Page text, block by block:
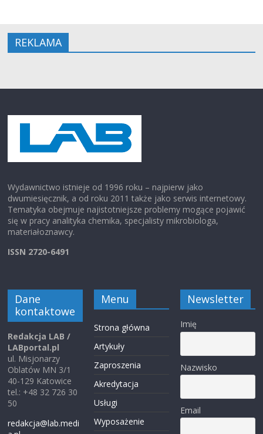
REKLAMA
Wydawnictwo istnieje od 1996 roku – najpierw jako
dwumiesięcznik, a od roku 2011 także jako serwis internetowy.
Tematyka obejmuje najistotniejsze problemy mogące pojawić
się w pracy analityka chemika, specjalisty mikrobiologa,
materiałoznawcy.
ISSN 2720-6491
Dane
kontaktowe
Redakcja LAB /
LABportal.pl
ul. Misjonarzy
Oblatów MN 3/1
40-129 Katowice
tel.: +48 32 726 30
50
redakcja@lab.medi
Menu
Strona główna
Artykuły
Zaproszenia
Akredytacja
Usługi
Wyposażenie
Newsletter
Imię
Nazwisko
Email